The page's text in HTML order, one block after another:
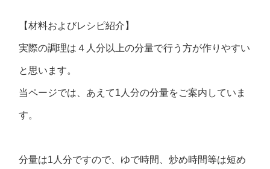
【材料およびレシピ紹介】
実際の調理は４人分以上の分量で行う方が作りやすい
と思います。
当ページでは、あえて1人分の分量をご案内していま
す。
分量は1人分ですので、ゆで時間、炒め時間等は短め